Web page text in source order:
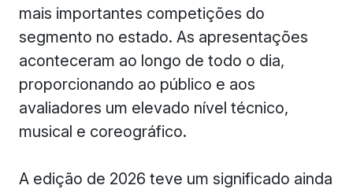
mais importantes competições do
segmento no estado. As apresentações
aconteceram ao longo de todo o dia,
proporcionando ao público e aos
avaliadores um elevado nível técnico,
musical e coreográfico.
A edição de 2026 teve um significado ainda